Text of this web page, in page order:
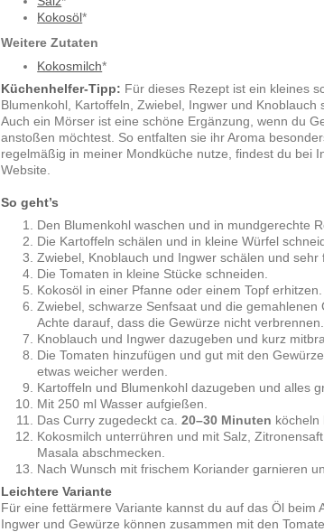
Kokosöl*
Weitere Zutaten
Kokosmilch*
Küchenhelfer-Tipp: Für dieses Rezept ist ein kleines
Blumenkohl, Kartoffeln, Zwiebel, Ingwer und
Auch ein Mörser ist eine schöne Ergänzung, wenn du
anstoßen möchtest. So entfalten sie ihr Aroma
regelmäßig in meiner Mondküche nutze, findest du bei
Website.
So geht’s
Den Blumenkohl waschen und in mundgerechte
Die Kartoffeln schälen und in kleine Würfel
Zwiebel, Knoblauch und Ingwer schälen und sehr
Die Tomaten in kleine Stücke schneiden.
Kokosöl in einer Pfanne oder einem Topf erhitzen.
Zwiebel, schwarze Senfsaat und die
Achte darauf, dass die Gewürze nicht verbrennen.
Knoblauch und Ingwer dazugeben und kurz
Die Tomaten hinzufügen und gut mit den
etwas weicher werden.
Kartoffeln und Blumenkohl dazugeben und alles
Mit 250 ml Wasser aufgießen.
Das Curry zugedeckt ca.20–30 Minuten köcheln
Kokosmilch unterrühren und mit Salz,
Masala abschmecken.
Nach Wunsch mit frischem Koriander garnieren
Leichtere Variante
Für eine fettärmere Variante kannst du auf das Öl beim
Ingwer und Gewürze können zusammen mit den